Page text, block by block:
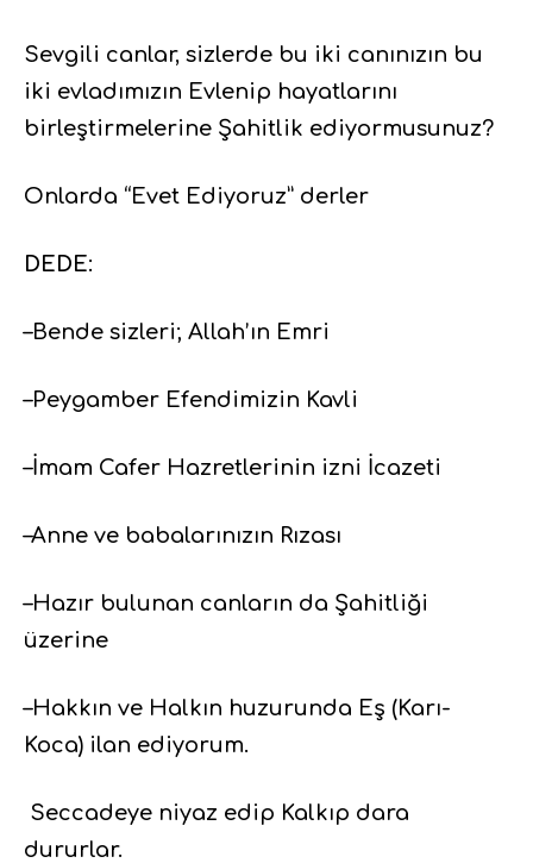
Sevgili canlar, sizlerde bu iki canınızın bu
iki evladımızın Evlenip hayatlarını
birleştirmelerine Şahitlik ediyormusunuz?
Onlarda “Evet Ediyoruz” derler
DEDE:
–Bende sizleri; Allah’ın Emri
–Peygamber Efendimizin Kavli
–İmam Cafer Hazretlerinin izni İcazeti
–Anne ve babalarınızın Rızası
–Hazır bulunan canların da Şahitliği
üzerine
–Hakkın ve Halkın huzurunda Eş (Karı-
Koca) ilan ediyorum.
Seccadeye niyaz edip Kalkıp dara
dururlar.